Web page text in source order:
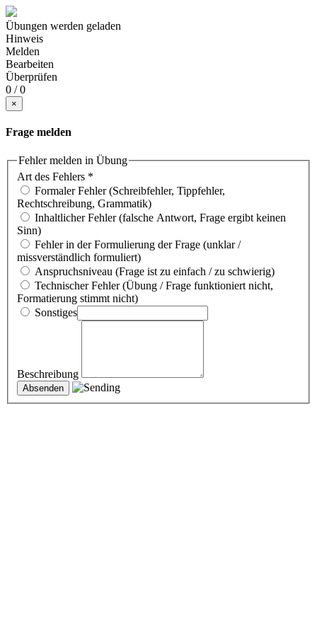
Übungen werden geladen
Hinweis
Melden
Bearbeiten
Überprüfen
0 / 0
×
Frage melden
Fehler melden in Übung
Art des Fehlers *
Formaler Fehler (Schreibfehler, Tippfehler,
Rechtschreibung, Grammatik)
Inhaltlicher Fehler (falsche Antwort, Frage ergibt keinen
Sinn)
Fehler in der Formulierung der Frage (unklar /
missverständlich formuliert)
Anspruchsniveau (Frage ist zu einfach / zu schwierig)
Technischer Fehler (Übung / Frage funktioniert nicht,
Formatierung stimmt nicht)
Sonstiges
Beschreibung